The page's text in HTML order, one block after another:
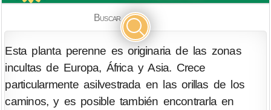
Buscar
Esta planta perenne es originaria de las zonas
incultas de Europa, África y Asia. Crece
particularmente asilvestrada en las orillas de los
caminos, y es posible también encontrarla en